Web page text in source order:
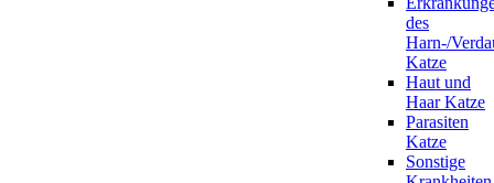
des
Harn-/
Katze
Haut und
Haar Katze
Parasiten
Katze
Sonstige